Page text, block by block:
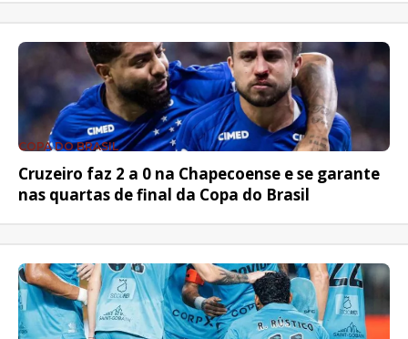
COPA DO BRASIL
Cruzeiro faz 2 a 0 na Chapecoense e se garante
nas quartas de final da Copa do Brasil